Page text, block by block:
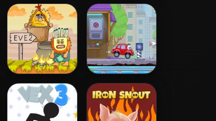
Bomb It 5 Cut the Rope
Adam and Eve 2 Wheely 4 - Time
Travel